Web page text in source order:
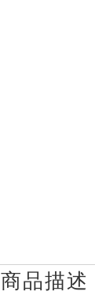
商品描述